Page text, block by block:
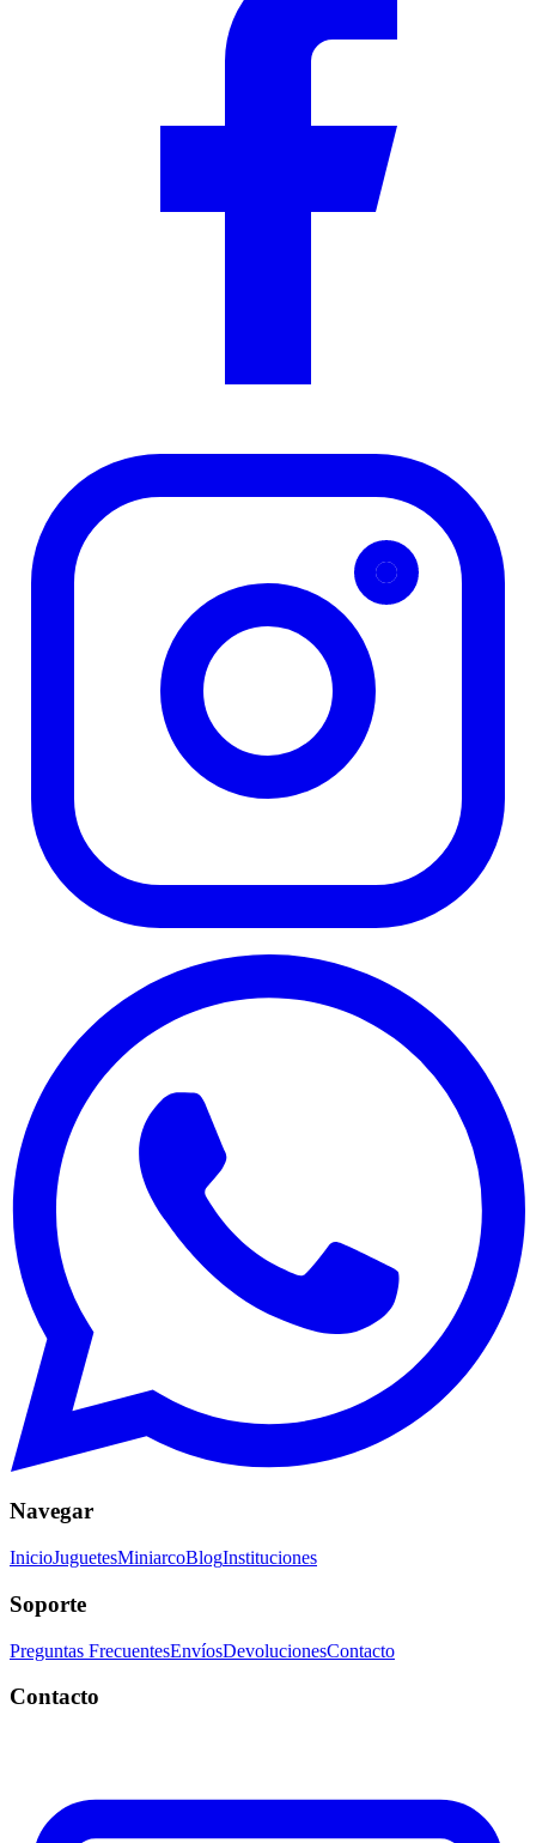
Navegar
InicioJuguetesMiniarcoBlogInstituciones
Soporte
Preguntas FrecuentesEnvíosDevolucionesContacto
Contacto